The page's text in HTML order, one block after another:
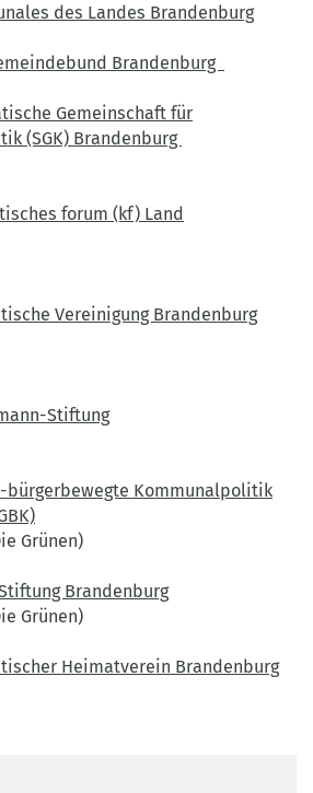
des Landes Brandenburg
Brandenburg
Gemeinschaft für
(SGK) Brandenburg
forum (kf) Land
Vereinigung Brandenburg
Stiftung
bürgerbewegte Kommunalpolitik
Grünen)
Brandenburg
Grünen)
Heimatverein Brandenburg